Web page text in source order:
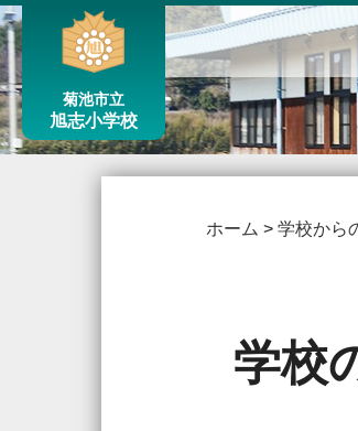
菊池市立
旭志小学校
ホーム > 学校から
学校